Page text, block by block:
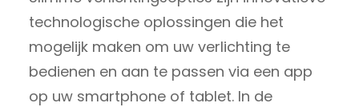
technologische oplossingen die het
mogelijk maken om uw verlichting te
bedienen en aan te passen via een app
op uw smartphone of tablet. In de